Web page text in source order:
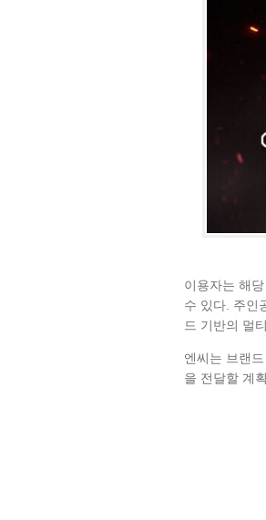
이용자는 해
수 있다. 주인
드 기반의 멀
엔씨는 브랜
을 전달할 계